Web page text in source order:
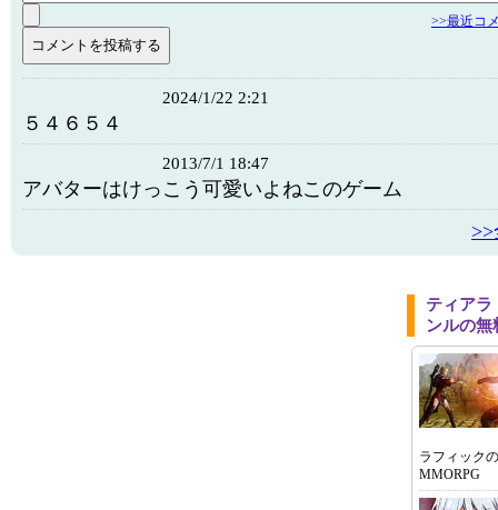
>>最近コ
2024/1/22 2:21
５４６５４
2013/7/1 18:47
アバターはけっこう可愛いよねこのゲーム
ティアラ
ンルの無
ラフィック
MMORPG